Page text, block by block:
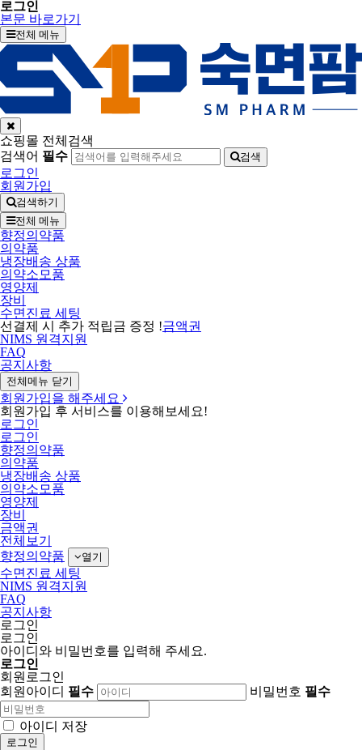
로그인
본문 바로가기
전체 메뉴
쇼핑몰 전체검색
검색어 필수 검색
로그인
회원가입
검색하기
전체 메뉴
향정의약품
의약품
냉장배송 상품
의약소모품
영양제
장비
수면진료 세팅
선결제 시 추가 적립금 증정 !금액권
NIMS 원격지원
FAQ
공지사항
전체메뉴 닫기
회원가입을 해주세요
회원가입 후 서비스를 이용해보세요!
로그인
로그인
향정의약품
의약품
냉장배송 상품
의약소모품
영양제
장비
금액권
전체보기
향정의약품
열기
수면진료 세팅
NIMS 원격지원
FAQ
공지사항
로그인
로그인
아이디와 비밀번호를 입력해 주세요.
로그인
회원로그인
회원아이디 필수 비밀번호 필수
아이디 저장
로그인